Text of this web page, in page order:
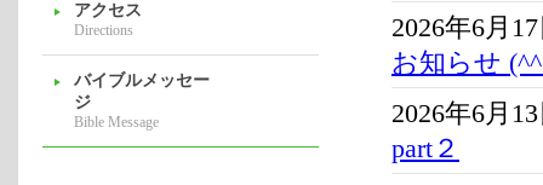
アクセス
Directions
バイブルメッセー
ジ
Bible Message
2026年6月
お知らせ
2026年6月
part２